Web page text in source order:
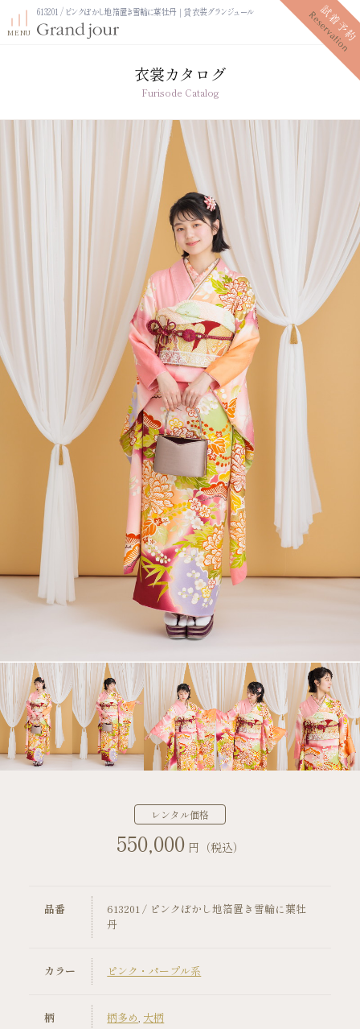
613201 / ピンクぼかし地箔置き雪輪に葉牡丹｜貸衣装グランジュール
振袖レンタルプラン
写真だけの成人式プラン
振袖展示会
ママ振袖相談会
衣裳カタログ
LOOKBOOK
高校3年生の方へ
大学1年生の方へ
大学2年生の方へ
ヘアスタイリング特集
アルバム・写真商品
コンセプト
よくあるご質問
店舗案内
振袖レンタルの流れ
写真だけの成人式の流れ
コーディネート小物
成人式当日の過ごし方
成人式中止時の対応
衣裳カタログ
Furisode Catalog
レンタル価格
550,000円（税込）
品番
613201 / ピンクぼかし地箔置き雪輪に葉牡
丹
カラー ピンク・パープル系
柄 柄多め 大柄